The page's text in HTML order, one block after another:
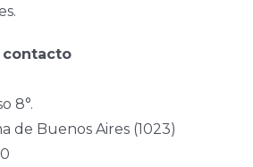
contacto
8°.
de Buenos Aires (1023)